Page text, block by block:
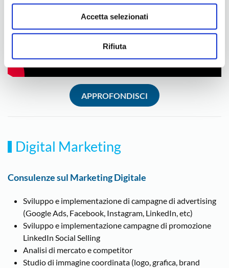
Accetta selezionati
Rifiuta
APPROFONDISCI
Digital Marketing
Consulenze sul Marketing Digitale
Sviluppo e implementazione di campagne di advertising
(Google Ads, Facebook, Instagram, LinkedIn, etc)
Sviluppo e implementazione campagne di promozione
LinkedIn Social Selling
Analisi di mercato e competitor
Studio di immagine coordinata (logo, grafica, brand